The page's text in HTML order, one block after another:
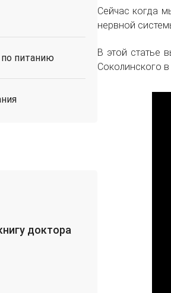
питанию
доктора
Сейчас когда
нервной
В этой статье
Соколинского в